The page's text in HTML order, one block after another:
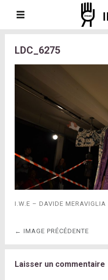
LDC_6275
I.W.E – DAVIDE MERAVIGLIA
← IMAGE PRÉCÉDENTE
Laisser un commentaire